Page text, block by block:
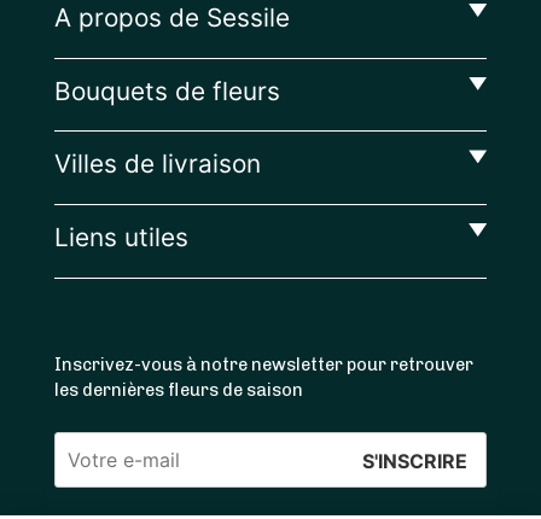
A propos de Sessile
Bouquets de fleurs
Villes de livraison
Liens utiles
Inscrivez-vous à notre newsletter pour retrouver
les dernières fleurs de saison